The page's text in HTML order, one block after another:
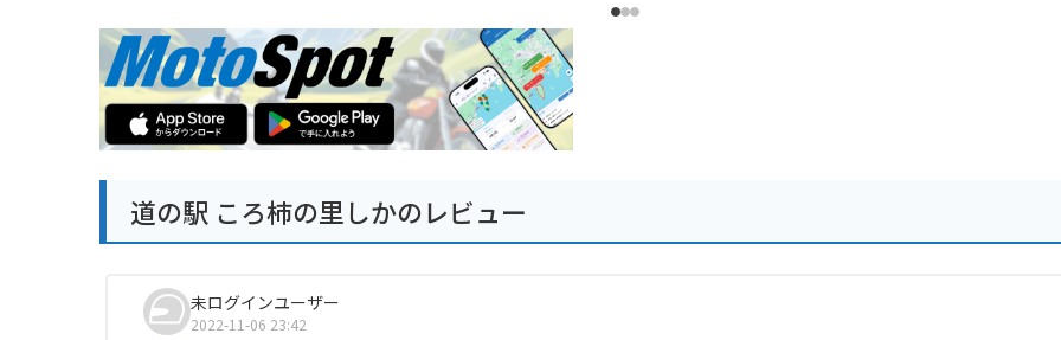
道の駅 ころ柿の里しかのレビュー
未ログインユーザー
2022-11-06 23:42